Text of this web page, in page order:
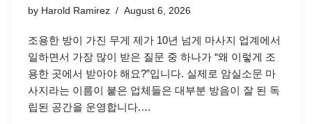
by Harold Ramirez August 6, 2026
조용한 방이 가진 무게 제가 10년 넘게 마사지 업계에서
일하면서 가장 많이 받은 질문 중 하나가 “왜 이렇게 조
용한 곳에서 받아야 해요?”입니다. 실제로 암실소문 마
사지라는 이름이 붙은 업체들은 대부분 방음이 잘 된 독
립된 공간을 운영합니다.…